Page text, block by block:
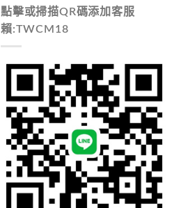
點擊或掃描QR碼添加客服
賴:TWCM18